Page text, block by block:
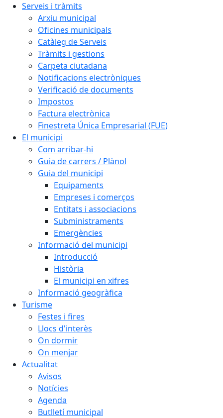
Serveis i tràmits
Arxiu municipal
Oficines municipals
Catàleg de Serveis
Tràmits i gestions
Carpeta ciutadana
Notificacions electròniques
Verificació de documents
Impostos
Factura electrònica
Finestreta Única Empresarial (FUE)
El municipi
Com arribar-hi
Guia de carrers / Plànol
Guia del municipi
Equipaments
Empreses i comerços
Entitats i associacions
Subministraments
Emergències
Informació del municipi
Introducció
Història
El municipi en xifres
Informació geogràfica
Turisme
Festes i fires
Llocs d'interès
On dormir
On menjar
Actualitat
Avisos
Notícies
Agenda
Butlletí municipal